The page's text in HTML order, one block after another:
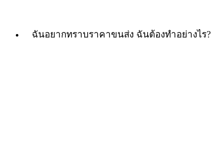
ฉันอยากทราบราคาขนส่ง ฉันต้องทำอย่างไร?